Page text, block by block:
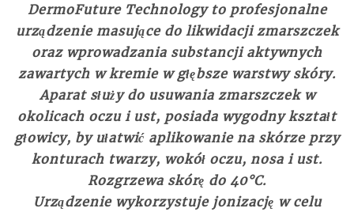
DermoFuture Technology to profesjonalne
urządzenie masujące do likwidacji zmarszczek
oraz wprowadzania substancji aktywnych
zawartych w kremie w głębsze warstwy skóry.
Aparat służy do usuwania zmarszczek w
okolicach oczu i ust, posiada wygodny kształt
głowicy, by ułatwić aplikowanie na skórze przy
konturach twarzy, wokół oczu, nosa i ust.
Rozgrzewa skórę do 40°C.
Urządzenie wykorzystuje jonizację w celu